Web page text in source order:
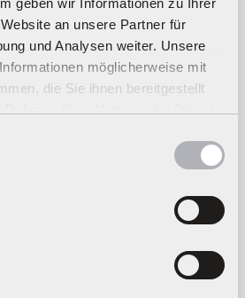
geben wir Informationen zu Ihrer
an unsere Partner für
und Analysen weiter. Unsere
möglicherweise mit
die Sie ihnen bereitgestellt
kaufen und
Carrera Club?